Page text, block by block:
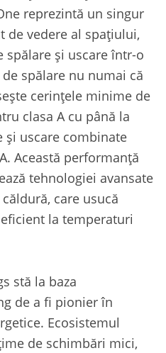
reprezintă un singur
de vedere al spațiului,
spălare și uscare într-o
spălare nu numai că
cerințele minime de
clasa A cu până la
și uscare combinate
Această performanță
tehnologiei avansate
care usucă
la temperaturi
stă la baza
de a fi pionier în
Ecosistemul
de schimbări mici,